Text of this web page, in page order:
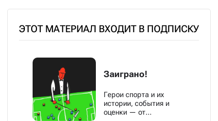
ЭТОТ МАТЕРИАЛ ВХОДИТ В ПОДПИСКУ
Заиграно!
Герои спорта и их
истории, события и
оценки — от